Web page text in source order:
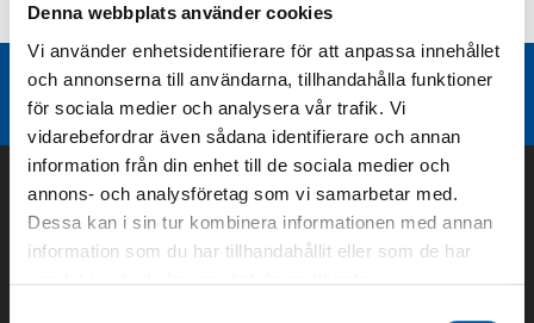
Denna webbplats använder cookies
Vi använder enhetsidentifierare för att anpassa innehållet
och annonserna till användarna, tillhandahålla funktioner
för sociala medier och analysera vår trafik. Vi
vidarebefordrar även sådana identifierare och annan
information från din enhet till de sociala medier och
annons- och analysföretag som vi samarbetar med.
Dessa kan i sin tur kombinera informationen med annan
information som du har tillhandahållit eller som de har
samlat in när du har använt deras tjänster.
Teknisk dokumentation
Liknande produktgrupper